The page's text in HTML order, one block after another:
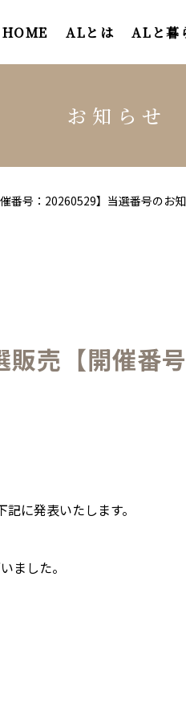
HOME ALとは ALと暮
お知らせ
番号：20260529】当選番号のお
販売【開催番
に発表いたします。
ました。